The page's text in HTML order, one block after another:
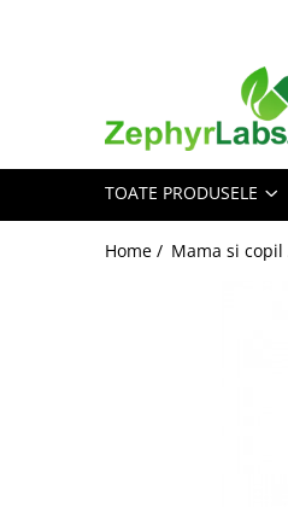
Alimentatie sanatoasa
TOATE PRODUSELE
Home / Mama si copil